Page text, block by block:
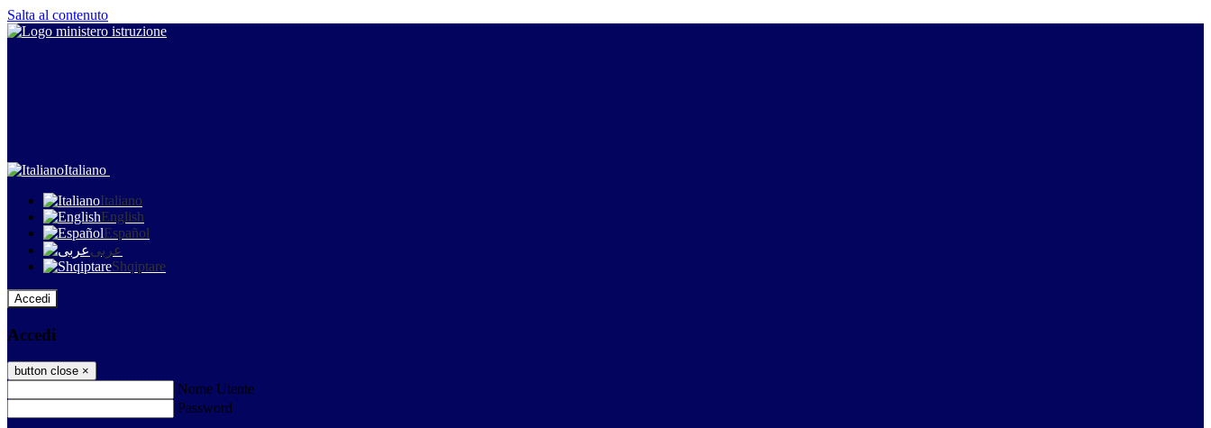
Salta al contenuto
Italiano
Italiano
English
Español
عربى
Shqiptare
Accedi
Accedi
button close ×
Nome Utente
Password